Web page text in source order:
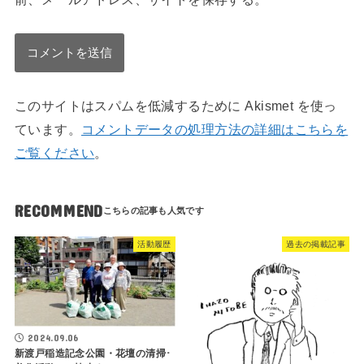
このサイトはスパムを低減するために Akismet を使っ
ています。
コメントデータの処理方法の詳細はこちらを
ご覧ください。
RECOMMEND
活動履歴
2024.09.06
新渡戸稲造記念公園・花壇の清掃･
過去の掲載記事